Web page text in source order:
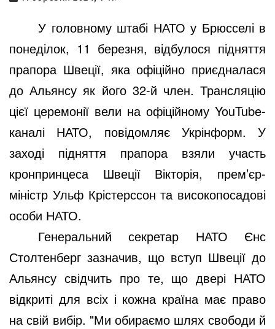
У головному штабі НАТО у Брюсселі в
понеділок, 11 березня, відбулося підняття
прапора Швеції, яка офіційно приєдналася
до Альянсу як його 32-й член. Трансляцію
цієї церемонії вели на офіційному YouTube-
каналі НАТО, повідомляє Укрінформ. У
заході підняття прапора взяли участь
кронпринцеса Швеції Вікторія, прем’єр-
міністр Ульф Крістерссон та високопосадові
особи НАТО.
Генеральний секретар НАТО Єнс
Столтенберг зазначив, що вступ Швеції до
Альянсу свідчить про те, що двері НАТО
відкриті для всіх і кожна країна має право
на свій вибір. "Ми обираємо шлях свободи й